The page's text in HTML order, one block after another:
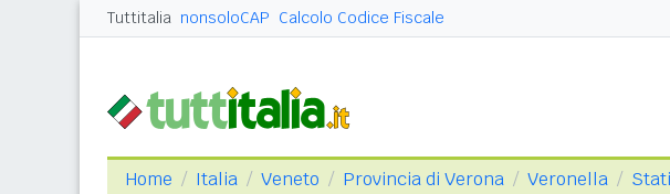
Tuttitalia nonsoloCAP Calcolo Codice Fiscale
Home Italia Veneto Provincia di Verona Veronella